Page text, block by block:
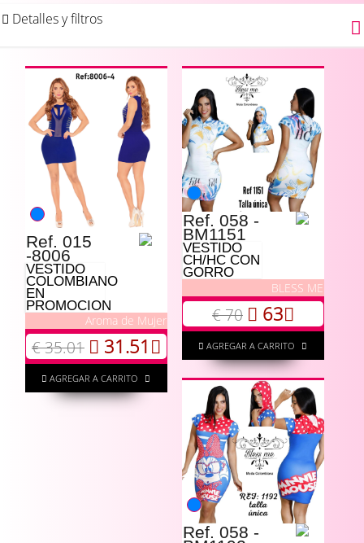
Detalles y filtros
Ref. 015
-8006
VESTIDO
COLOMBIANO
EN
PROMOCION
Aroma de Mujer
€ 35.01 31.51
AGREGAR A CARRITO
Ref. 058 -
BM1151
VESTIDO
CH/HC CON
GORRO
BLESS ME
€ 70 63
AGREGAR A CARRITO
Ref. 058 -